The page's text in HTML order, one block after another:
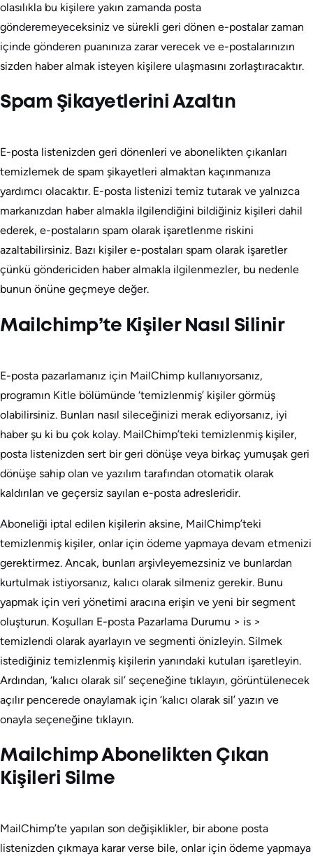
olasılıkla bu kişilere yakın zamanda posta
gönderemeyeceksiniz ve sürekli geri dönen e-postalar zaman
içinde gönderen puanınıza zarar verecek ve e-postalarınızın
sizden haber almak isteyen kişilere ulaşmasını zorlaştıracaktır.
Spam Şikayetlerini Azaltın
E-posta listenizden geri dönenleri ve abonelikten çıkanları
temizlemek de spam şikayetleri almaktan kaçınmanıza
yardımcı olacaktır. E-posta listenizi temiz tutarak ve yalnızca
markanızdan haber almakla ilgilendiğini bildiğiniz kişileri dahil
ederek, e-postaların spam olarak işaretlenme riskini
azaltabilirsiniz. Bazı kişiler e-postaları spam olarak işaretler
çünkü göndericiden haber almakla ilgilenmezler, bu nedenle
bunun önüne geçmeye değer.
Mailchimp’te Kişiler Nasıl Silinir
E-posta pazarlamanız için MailChimp kullanıyorsanız,
programın Kitle bölümünde ‘temizlenmiş’ kişiler görmüş
olabilirsiniz. Bunları nasıl sileceğinizi merak ediyorsanız, iyi
haber şu ki bu çok kolay. MailChimp’teki temizlenmiş kişiler,
posta listenizden sert bir geri dönüşe veya birkaç yumuşak geri
dönüşe sahip olan ve yazılım tarafından otomatik olarak
kaldırılan ve geçersiz sayılan e-posta adresleridir.
Aboneliği iptal edilen kişilerin aksine, MailChimp’teki
temizlenmiş kişiler, onlar için ödeme yapmaya devam etmenizi
gerektirmez. Ancak, bunları arşivleyemezsiniz ve bunlardan
kurtulmak istiyorsanız, kalıcı olarak silmeniz gerekir. Bunu
yapmak için veri yönetimi aracına erişin ve yeni bir segment
oluşturun. Koşulları E-posta Pazarlama Durumu > is >
temizlendi olarak ayarlayın ve segmenti önizleyin. Silmek
istediğiniz temizlenmiş kişilerin yanındaki kutuları işaretleyin.
Ardından, ‘kalıcı olarak sil’ seçeneğine tıklayın, görüntülenecek
açılır pencerede onaylamak için ‘kalıcı olarak sil’ yazın ve
onayla seçeneğine tıklayın.
Mailchimp Abonelikten Çıkan
Kişileri Silme
MailChimp’te yapılan son değişiklikler, bir abone posta
listenizden çıkmaya karar verse bile, onlar için ödeme yapmaya